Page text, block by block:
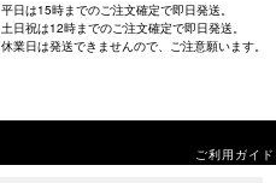
平日は15時までのご注文確定で即日発送。
土日祝は12時までのご注文確定で即日発送。
休業日は発送できませんので、ご注意願います。
ご利用ガイド